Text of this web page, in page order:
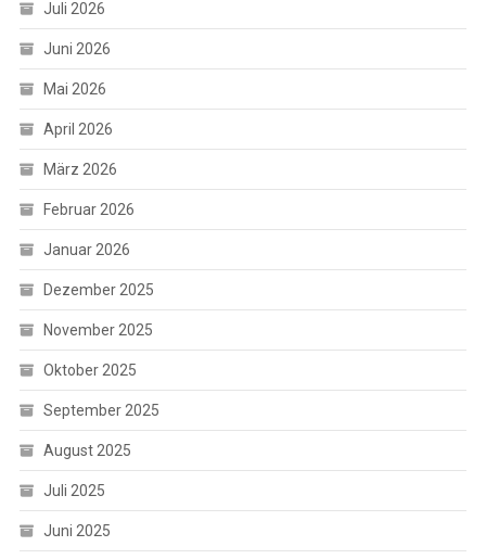
Juli 2026
Juni 2026
Mai 2026
April 2026
März 2026
Februar 2026
Januar 2026
Dezember 2025
November 2025
Oktober 2025
September 2025
August 2025
Juli 2025
Juni 2025